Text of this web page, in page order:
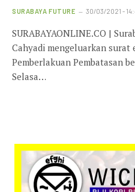
SURABAYA FUTURE 30/03/2021 -
SURABAYAONLINE.CO |
Cahyadi mengeluarkan surat
Pemberlakuan Pembatasan
Selasa…